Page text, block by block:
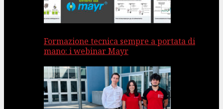
Formazione tecnica sempre a portata di
mano: i webinar Mayr